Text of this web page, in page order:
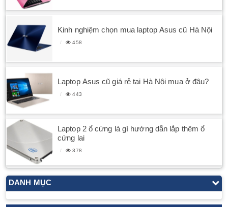
Kinh nghiệm chọn mua laptop Asus cũ Hà Nội
458
Laptop Asus cũ giá rẻ tại Hà Nội mua ở đâu?
443
Laptop 2 ổ cứng là gì hướng dẫn lắp thêm ổ
cứng lai
378
DANH MỤC